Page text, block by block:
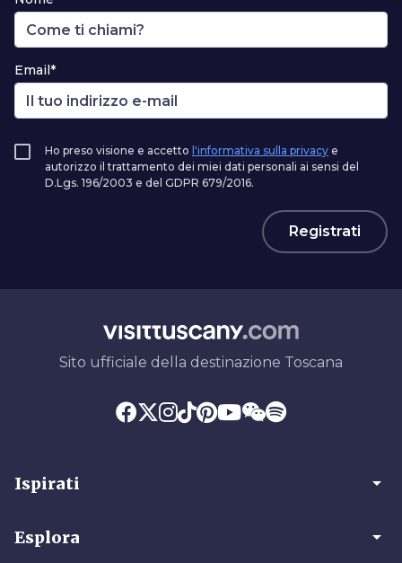
Email*
Ho preso visione e accetto l'informativa sulla privacy e
autorizzo il trattamento dei miei dati personali ai sensi del
D.Lgs. 196/2003 e del GDPR 679/2016.
Registrati
Sito ufficiale della destinazione Toscana
Ispirati arrow_drop_down
Esplora arrow_drop_down